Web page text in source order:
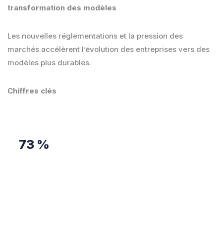
transformation des modèles
Les nouvelles réglementations et la pression des
marchés accélèrent l’évolution des entreprises vers des
modèles plus durables.
Chiffres clés
73 %